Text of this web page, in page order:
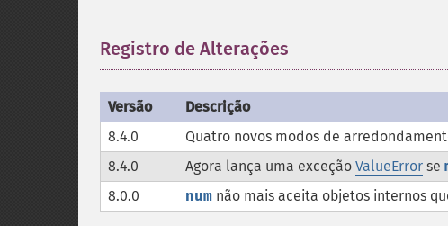
Registro de Alterações
Versão
Descrição
8.4.0
Quatro novos modos de
8.4.0
Agora lança uma exceção ValueError se
8.0.0
num não mais aceita objetos internos